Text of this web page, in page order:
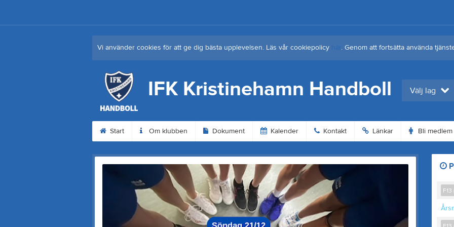
Vi använder cookies för att ge dig bästa upplevelsen. Läs vår cookiepolicy här. Genom att fortsätta använda
IFK Kristinehamn Handboll Välj lag
Start Om klubben Dokument Kalender Kontakt Länkar Bli medlem
F13